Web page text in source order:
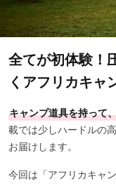
全てが初体験！
くアフリカキャ
キャンプ道具を持って
載では少しハードルの
お届けします。
今回は「アフリカキャ